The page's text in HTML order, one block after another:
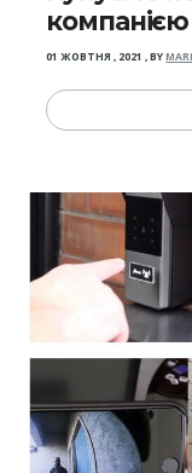
01 ЖОВТНЯ , 2021 ,BY